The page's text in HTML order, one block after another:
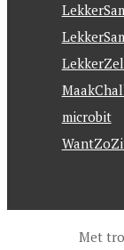
microbit
Met